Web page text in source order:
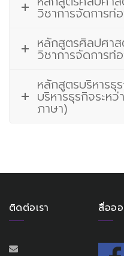
วิชาการจัดการท่
หลักสูตรศิลปศา
วิชาการจัดการท่
หลักสูตรบริหาร
บริหารธุรกิจระห
ภาษา)
ติดต่อเรา สื่ออ